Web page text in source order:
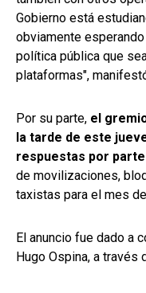
Gobierno está
obviamente
política pública que
plataformas",
Por su parte, el
la tarde de este
respuestas por
de movilizaciones,
taxistas para el mes
El anuncio fue dado a
Hugo Ospina, a través